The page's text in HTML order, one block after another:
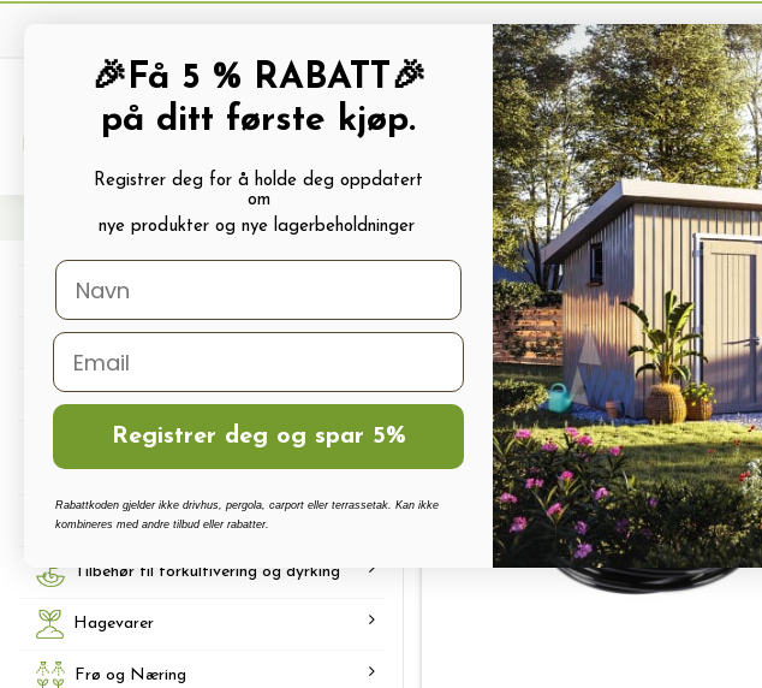
PRODUKTKATALOG ALLE TILBUDSVARER BRUKTE VARER
Rør, hageslange og slangevogn Dryppslange, svetteslange, micro-drip Micro-drip slange 5 x 3mm, 100m
Drivhus
Polykarbonat, Glass Og Tilbehør
Terrassetak, Pergola, Hagestuer,
Carport
Drivhus vanningssett
Tilbehør til forkultivering og dyrking
Hagevarer
Frø og Næring
🎉Få 5 % RABATT🎉
på ditt første kjøp.
Registrer deg for å holde deg oppdatert
om
nye produkter og nye lagerbeholdninger
Registrer deg og spar 5%
Rabattkoden gjelder ikke drivhus, pergola, carport eller terrassetak. Kan ikke
kombineres med andre tilbud eller rabatter.